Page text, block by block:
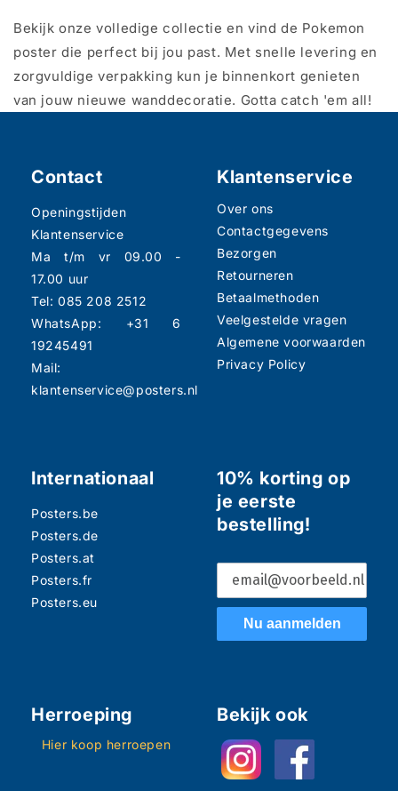
Bekijk onze volledige collectie en vind de Pokemon
poster die perfect bij jou past. Met snelle levering en
zorgvuldige verpakking kun je binnenkort genieten
van jouw nieuwe wanddecoratie. Gotta catch 'em all!
Contact
Openingstijden
Klantenservice
Ma t/m vr 09.00 -
17.00 uur
Tel: 085 208 2512
WhatsApp: +31 6
19245491
Mail:
klantenservice@posters.nl
Klantenservice
Over ons
Contactgegevens
Bezorgen
Retourneren
Betaalmethoden
Veelgestelde vragen
Algemene voorwaarden
Privacy Policy
Internationaal
Posters.be
Posters.de
Posters.at
Posters.fr
Posters.eu
10% korting op
je eerste
bestelling!
Nu aanmelden
Herroeping
Hier koop herroepen
Bekijk ook